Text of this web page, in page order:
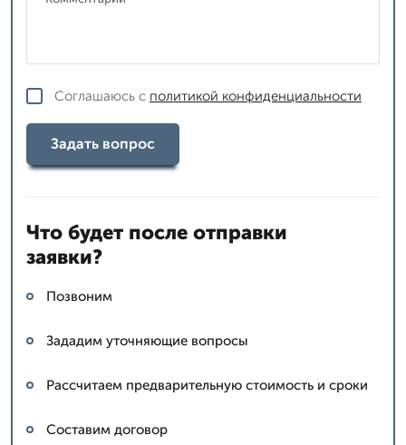
Соглашаюсь с политикой конфиденциальности
Задать вопрос
Что будет после отправки
заявки?
Позвоним
Зададим уточняющие вопросы
Рассчитаем предварительную стоимость и сроки
Составим договор